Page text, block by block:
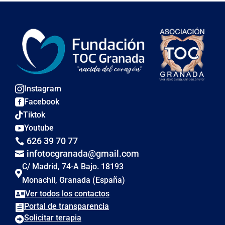
Instagram
Facebook
Tiktok
Youtube
 626 39 70 77
 infotocgranada@gmail.com

C/ Madrid, 74-A Bajo. 18193
Monachil, Granada (España)
Ver todos los contactos
 Portal de transparencia
Solicitar terapia